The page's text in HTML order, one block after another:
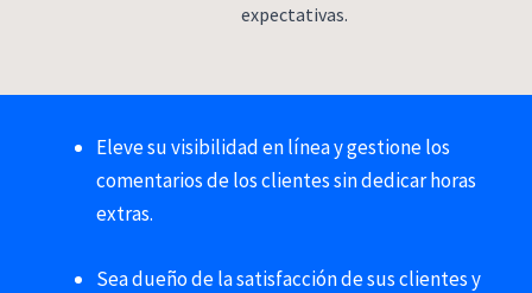
expectativas.
Eleve su visibilidad en línea y gestione los
comentarios de los clientes sin dedicar horas
extras.
Sea dueño de la satisfacción de sus clientes y